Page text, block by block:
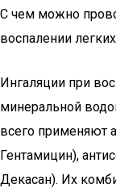
С чем можно
воспалении легких
Ингаляции при
минеральной
всего применяют
Гентамицин),
Декасан). Их